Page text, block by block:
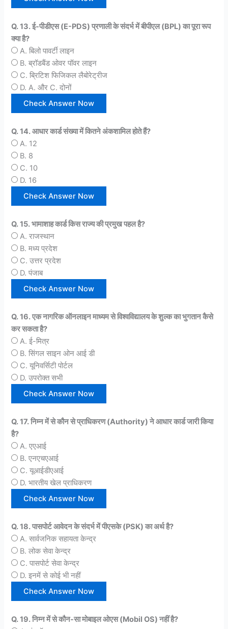
Q. 13. ई-पीडीएस (E-PDS) प्रणाली के संदर्भ में बीपीएल (BPL) का पूरा रूप
क्या है?
A. बिलो पावर्टी लाइन
B. ब्रॉडबैंड ओवर पॉवर लाइन
C. ब्रिटिश फिजिकल लैबोरेट्रीज
D. A. और C. दोनों
Q. 14. आधार कार्ड संख्या में कितने अंकशामिल होते हैं?
A. 12
B. 8
C. 10
D. 16
Q. 15. भामाशाह कार्ड किस राज्य की प्रमुख पहल है?
A. राजस्थान
B. मध्य प्रदेश
C. उत्तर प्रदेश
D. पंजाब
Q. 16. एक नागरिक ऑनलाइन माध्यम से विश्वविद्यालय के शुल्क का भुगतान कैसे
कर सकता है?
A. ई-मित्र
B. सिंगल साइन ओन आई डी
C. यूनिवर्सिटी पोर्टल
D. उपरोक्त सभी
Q. 17. निम्न में से कौन से प्राधिकरण (Authority) ने आधार कार्ड जारी किया
है?
A. एएआई
B. एनएचएआई
C. यूआईडीएआई
D. भारतीय खेल प्राधिकरण
Q. 18. पासपोर्ट आवेदन के संदर्भ में पीएसके (PSK) का अर्थ है?
A. सार्वजनिक सहायता केन्द्र
B. लोक सेवा केन्द्र
C. पासपोर्ट सेवा केन्द्र
D. इनमें से कोई भी नहीं
Q. 19. निम्न में से कौन-सा मोबाइल ओएस (Mobil OS) नहीं है?